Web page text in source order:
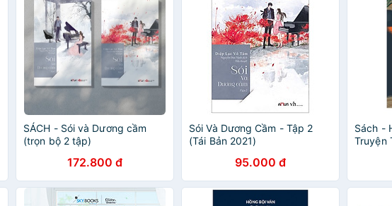
SÁCH - Sói và Dương cầm
(trọn bộ 2 tập)
172.800 đ
Sói Và Dương Cầm - Tập 2
(Tái Bản 2021)
95.000 đ
Sách -
Truyện